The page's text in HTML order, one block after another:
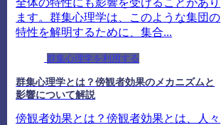
全体の特性にも影響を受けることがあり
ます。群集心理学は、このような集団の
特性を解明するために、集合...
群集心理学を利用する
群集心理学とは？傍観者効果のメカニズムと
影響について解説
傍観者効果とは？傍観者効果とは、人々